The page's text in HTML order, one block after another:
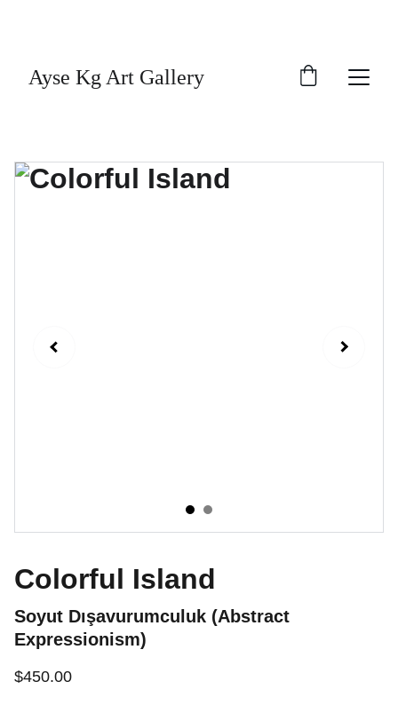
Ayse Kg Art Gallery
Colorful Island
Soyut Dışavurumculuk (Abstract
Expressionism)
$450.00